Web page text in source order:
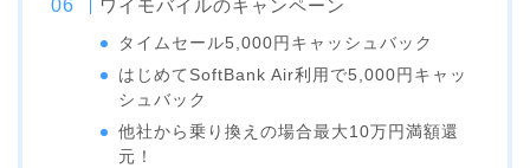
ワイモバイルのキャンペーン
タイムセール5,000円キャッシュバック
はじめてSoftBank Air利用で5,000円キャッ
シュバック
他社から乗り換えの場合最大10万円満額還
元！